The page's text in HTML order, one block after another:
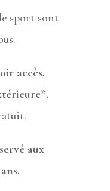
sport sont
accès,
aux